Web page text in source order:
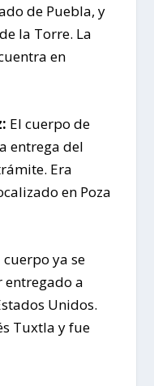
de Puebla, y
la Torre. La
en
El cuerpo de
entrega del
Era
en Poza
cuerpo ya se
entregado a
Unidos.
Tuxtla y fue